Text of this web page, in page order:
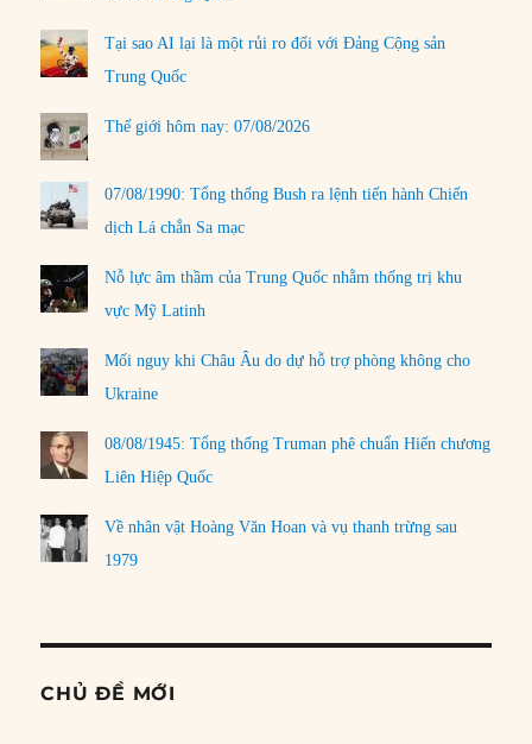
Tại sao AI lại là một rủi ro đối với Đảng Cộng sản
Trung Quốc
Thế giới hôm nay: 07/08/2026
07/08/1990: Tổng thống Bush ra lệnh tiến hành Chiến
dịch Lá chắn Sa mạc
Nỗ lực âm thầm của Trung Quốc nhằm thống trị khu
vực Mỹ Latinh
Mối nguy khi Châu Âu do dự hỗ trợ phòng không cho
Ukraine
08/08/1945: Tổng thống Truman phê chuẩn Hiến chương
Liên Hiệp Quốc
Về nhân vật Hoàng Văn Hoan và vụ thanh trừng sau
1979
CHỦ ĐỀ MỚI